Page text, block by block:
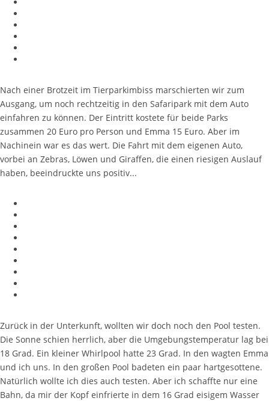
Nach einer Brotzeit im Tierparkimbiss marschierten wir zum
Ausgang, um noch rechtzeitig in den Safaripark mit dem Auto
einfahren zu können. Der Eintritt kostete für beide Parks
zusammen 20 Euro pro Person und Emma 15 Euro. Aber im
Nachinein war es das wert. Die Fahrt mit dem eigenen Auto,
vorbei an Zebras, Löwen und Giraffen, die einen riesigen Auslauf
haben, beeindruckte uns positiv...
Zurück in der Unterkunft, wollten wir doch noch den Pool testen.
Die Sonne schien herrlich, aber die Umgebungstemperatur lag bei
18 Grad. Ein kleiner Whirlpool hatte 23 Grad. In den wagten Emma
und ich uns. In den großen Pool badeten ein paar hartgesottene.
Natürlich wollte ich dies auch testen. Aber ich schaffte nur eine
Bahn, da mir der Kopf einfrierte in dem 16 Grad eisigem Wasser